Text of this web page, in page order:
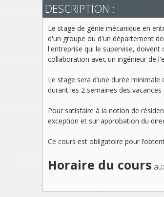
DESCRIPTION :
Le stage de génie mécanique en
d'un groupe ou d'un département
l'entreprise qui le supervise,
collaboration avec un ingénieur de
Le stage sera d’une durée
durant les 2 semaines des
Pour satisfaire à la notion de
exception et sur approbation du
Ce cours est obligatoire pour
Horaire du cours